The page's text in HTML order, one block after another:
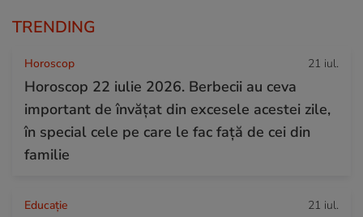
TRENDING
Horoscop 21 iul.
Horoscop 22 iulie 2026. Berbecii au ceva
important de învățat din excesele acestei zile,
în special cele pe care le fac față de cei din
familie
Educație 21 iul.